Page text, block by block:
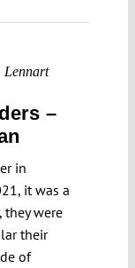
Lennart
–
in
it was a
they were
their
of